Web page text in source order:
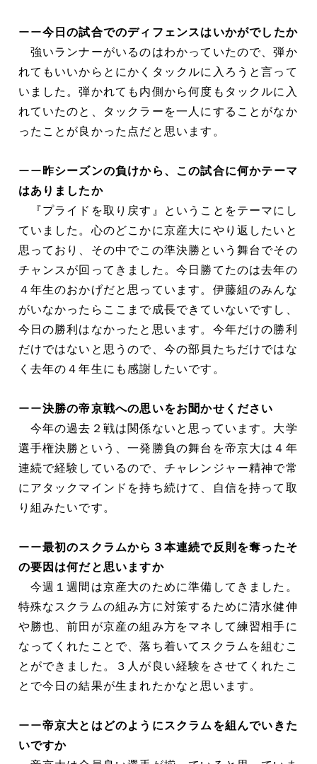
ーー今日の試合でのディフェンスはいかがでしたか
強いランナーがいるのはわかっていたので、弾か
れてもいいからとにかくタックルに入ろうと言って
いました。弾かれても内側から何度もタックルに入
れていたのと、タックラーを一人にすることがなか
ったことが良かった点だと思います。
ーー昨シーズンの負けから、この試合に何かテーマ
はありましたか
『プライドを取り戻す』ということをテーマにし
ていました。心のどこかに京産大にやり返したいと
思っており、その中でこの準決勝という舞台でその
チャンスが回ってきました。今日勝てたのは去年の
４年生のおかげだと思っています。伊藤組のみんな
がいなかったらここまで成長できていないですし、
今日の勝利はなかったと思います。今年だけの勝利
だけではないと思うので、今の部員たちだけではな
く去年の４年生にも感謝したいです。
ーー決勝の帝京戦への思いをお聞かせください
今年の過去２戦は関係ないと思っています。大学
選手権決勝という、一発勝負の舞台を帝京大は４年
連続で経験しているので、チャレンジャー精神で常
にアタックマインドを持ち続けて、自信を持って取
り組みたいです。
ーー最初のスクラムから３本連続で反則を奪ったそ
の要因は何だと思いますか
今週１週間は京産大のために準備してきました。
特殊なスクラムの組み方に対策するために清水健伸
や勝也、前田が京産の組み方をマネして練習相手に
なってくれたことで、落ち着いてスクラムを組むこ
とができました。３人が良い経験をさせてくれたこ
とで今日の結果が生まれたかなと思います。
ーー帝京大とはどのようにスクラムを組んでいきた
いですか